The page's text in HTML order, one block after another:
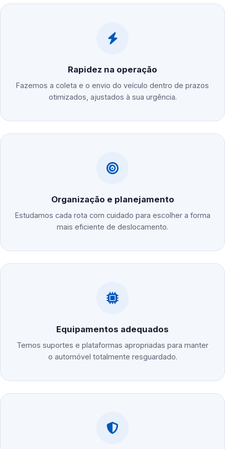
Rapidez na operação
Fazemos a coleta e o envio do veículo dentro de prazos
otimizados, ajustados à sua urgência.
Organização e planejamento
Estudamos cada rota com cuidado para escolher a forma
mais eficiente de deslocamento.
Equipamentos adequados
Temos suportes e plataformas apropriadas para manter
o automóvel totalmente resguardado.